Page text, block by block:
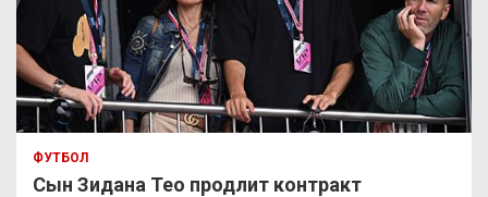
ФУТБОЛ
Сын Зидана Тео продлит контракт